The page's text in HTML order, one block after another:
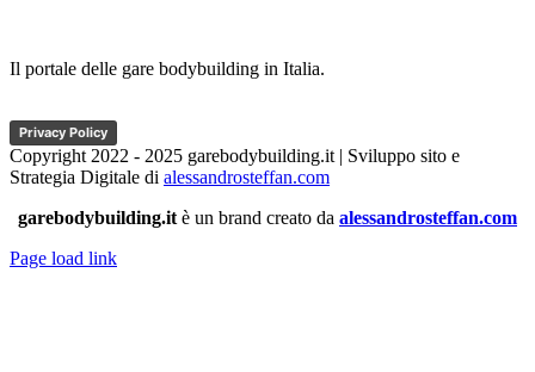
Il portale delle gare bodybuilding in Italia.
Privacy Policy
Copyright 2022 - 2025 garebodybuilding.it | Sviluppo sito e
Strategia Digitale di alessandrosteffan.com
garebodybuilding.it è un brand creato da alessandrosteffan.com
Page load link